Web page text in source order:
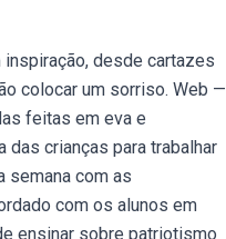
desde cartazes
colocar um sorriso. Web —
feitas em eva e
crianças para trabalhar
semana com as
com os alunos em
ensinar sobre patriotismo